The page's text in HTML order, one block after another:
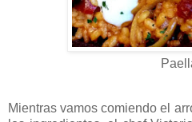
Mientras vamos comiendo el